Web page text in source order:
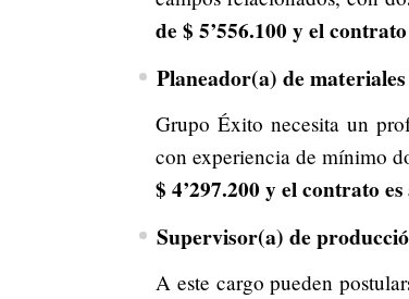
de $ 5’556.100 y el
Planeador(a) de materiales
Grupo Éxito necesita un
con experiencia de mínimo
$ 4’297.200 y el contrato
Supervisor(a) de
A este cargo pueden